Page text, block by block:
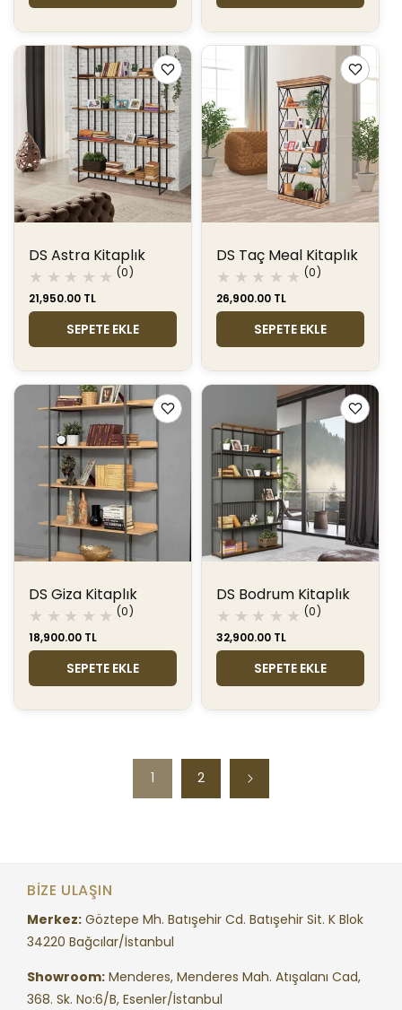
(0)
değerlendirme
DS Astra Kitaplık
Normal
fiyat
21,950.00 TL
SEPETE EKLE
(0)
DS Taç Meal Kitaplık
Normal
fiyat
26,900.00 TL
SEPETE EKLE
(0)
değerlendirme
DS Giza Kitaplık
Normal
fiyat
18,900.00 TL
SEPETE EKLE
(0)
DS Bodrum Kitaplık
Normal
fiyat
32,900.00 TL
SEPETE EKLE
1 2
BIZE ULAŞIN
Merkez: Göztepe Mh. Batışehir Cd. Batışehir Sit. K Blok
34220 Bağcılar/İstanbul
Showroom: Menderes, Menderes Mah. Atışalanı Cad,
368. Sk. No:6/B, Esenler/İstanbul